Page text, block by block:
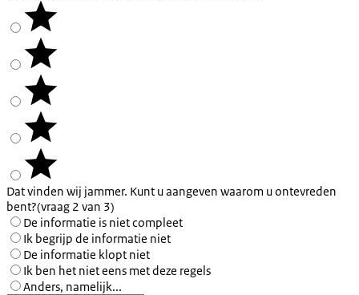
Dat vinden wij jammer. Kunt u aangeven waarom u ontevreden
bent?(vraag 2 van 3)
De informatie is niet compleet
Ik begrijp de informatie niet
De informatie klopt niet
Ik ben het niet eens met deze regels
Anders, namelijk...